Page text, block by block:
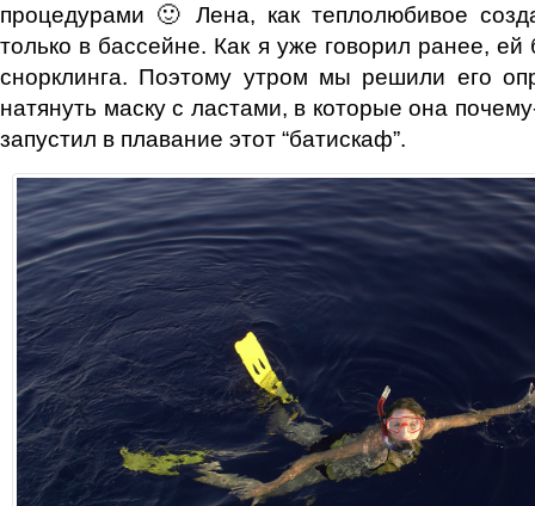
процедурами 🙂 Лена, как теплолюбивое
только в бассейне. Как я уже говорил ранее,
снорклинга. Поэтому утром мы решили его
натянуть маску с ластами, в которые она
запустил в плавание этот “батискаф”.